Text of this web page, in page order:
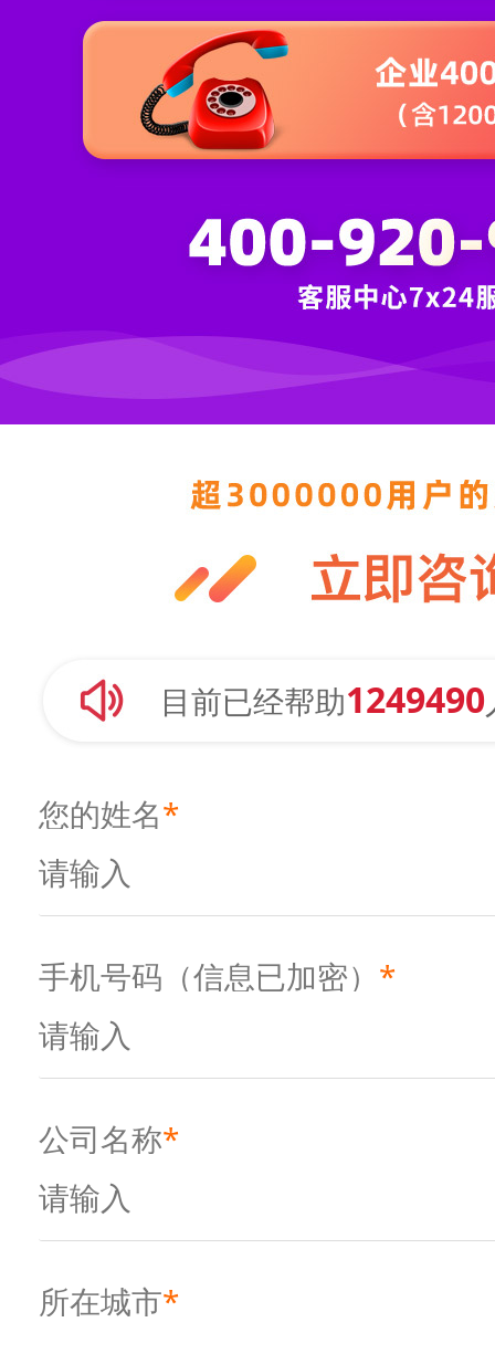
目前已经帮助1249490
您的姓名*
手机号码（信息已加密） *
公司名称*
所在城市*